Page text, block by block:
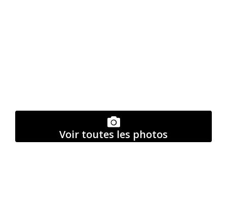
Voir toutes les photos